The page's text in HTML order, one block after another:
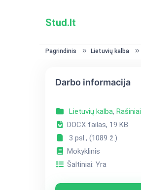
Stud.lt
Pagrindinis Lietuvių kalba
Darbo informacija
Lietuvių kalba, Rašiniai
DOCX failas, 19 KB
3 psl., (1089 ž.)
Mokyklinis
Šaltiniai: Yra